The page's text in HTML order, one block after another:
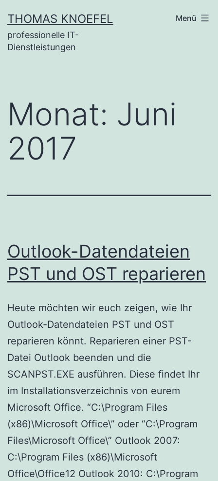
Inhalt
springen
THOMAS KNOEFEL
professionelle IT-
Dienstleistungen
Menü
Monat: Juni
2017
Outlook-Datendateien
PST und OST reparieren
Heute möchten wir euch zeigen, wie Ihr
Outlook-Datendateien PST und OST
reparieren könnt. Reparieren einer PST-
Datei Outlook beenden und die
SCANPST.EXE ausführen. Diese findet Ihr
im Installationsverzeichnis von eurem
Microsoft Office. “C:\Program Files
(x86)\Microsoft Office\” oder “C:\Program
Files\Microsoft Office\” Outlook 2007:
C:\Program Files (x86)\Microsoft
Office\Office12 Outlook 2010: C:\Program